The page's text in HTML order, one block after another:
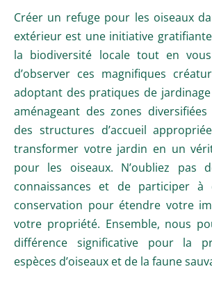
Créer un refuge pour les oiseaux
extérieur est une initiative
la biodiversité locale tout en
d’observer ces magnifiques
adoptant des pratiques de
aménageant des zones
des structures d’accueil
transformer votre jardin en un
pour les oiseaux. N’oubliez pas
connaissances et de participer à
conservation pour étendre votre
votre propriété. Ensemble, nous
différence significative pour la
espèces d’oiseaux et de la faune